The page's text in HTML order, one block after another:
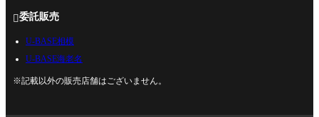
委託販売
U-BASE相模
U-BASE海老名
※記載以外の販売店舗はございません。